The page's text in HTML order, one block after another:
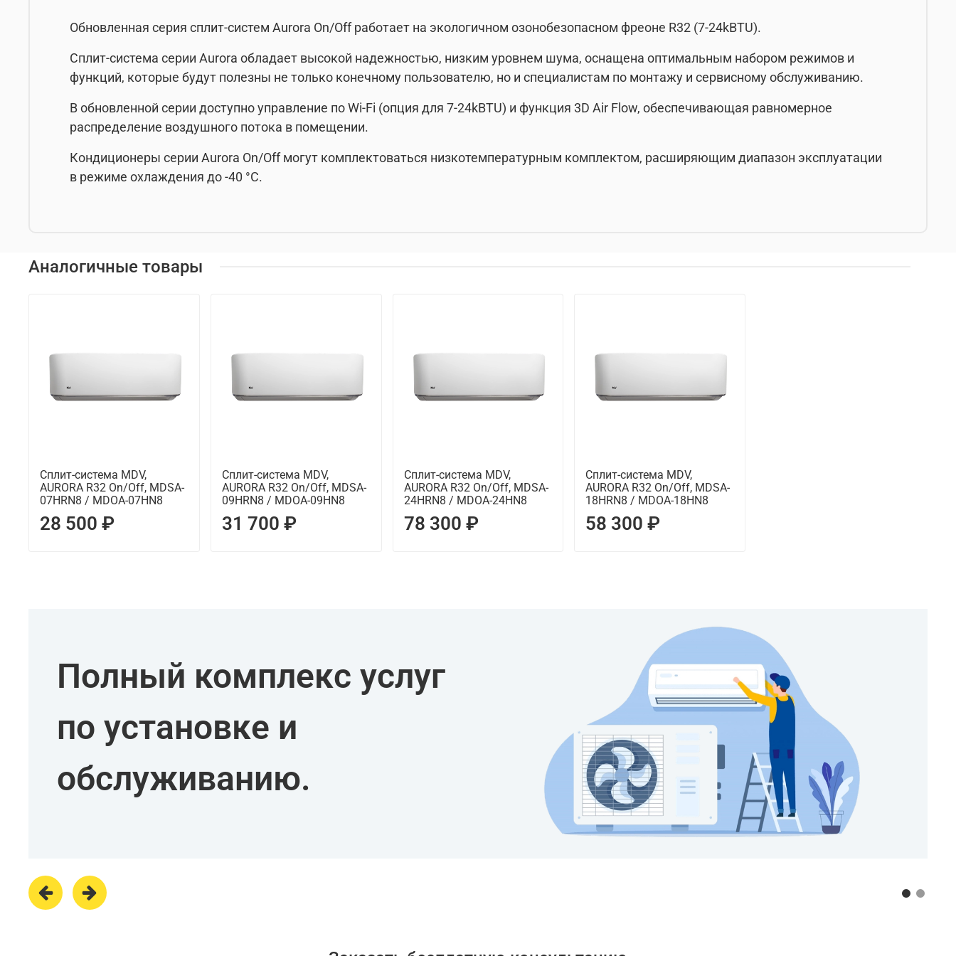
Обновленная серия сплит-систем Aurora On/Off работает на экологичном озонобезопасном фреоне R32 (7-24kBTU).
Сплит-система серии Aurora обладает высокой надежностью, низким уровнем шума, оснащена оптимальным набором режимов и
функций, которые будут полезны не только конечному пользователю, но и специалистам по монтажу и сервисному обслуживанию.
В обновленной серии доступно управление по Wi-Fi (опция для 7-24kBTU) и функция 3D Air Flow, обеспечивающая равномерное
распределение воздушного потока в помещении.
Кондиционеры серии Aurora On/Off могут комплектоваться низкотемпературным комплектом, расширяющим диапазон эксплуатации
в режиме охлаждения до -40 °C.
Аналогичные товары
Сплит-система MDV,
AURORA R32 On/Off, MDSA-
07HRN8 / MDOA-07HN8
28 500 ₽
Сплит-система MDV,
AURORA R32 On/Off, MDSA-
09HRN8 / MDOA-09HN8
31 700 ₽
Сплит-система MDV,
AURORA R32 On/Off, MDSA-
24HRN8 / MDOA-24HN8
78 300 ₽
Сплит-система MDV,
AURORA R32 On/Off, MDSA-
18HRN8 / MDOA-18HN8
58 300 ₽
Полный комплекс услуг
по установке и
обслуживанию.